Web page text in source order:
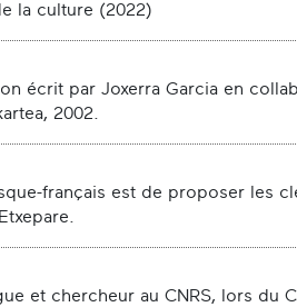
la culture (2022)
écrit par Joxerra Garcia en
2002.
français est de proposer les
et chercheur au CNRS, lors du